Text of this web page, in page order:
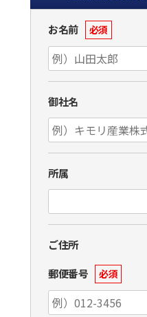
お名前 必須
御社名
所属
ご住所
郵便番号
必須